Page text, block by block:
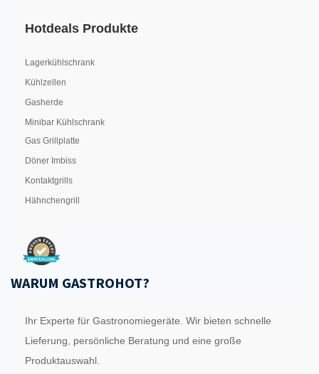
Hotdeals Produkte
Lagerkühlschrank
Kühlzellen
Gasherde
Minibar Kühlschrank
Gas Grillplatte
Döner Imbiss
Kontaktgrills
Hähnchengrill
WARUM GASTROHOT?
Ihr Experte für Gastronomiegeräte. Wir bieten schnelle
Lieferung, persönliche Beratung und eine große
Produktauswahl.